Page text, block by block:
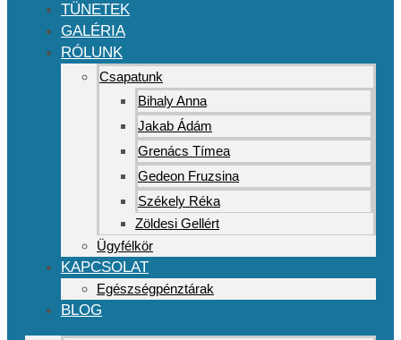
TÜNETEK
GALÉRIA
RÓLUNK
Csapatunk
Bihaly Anna
Jakab Ádám
Grenács Tímea
Gedeon Fruzsina
Székely Réka
Zöldesi Gellért
Ügyfélkör
KAPCSOLAT
Egészségpénztárak
BLOG